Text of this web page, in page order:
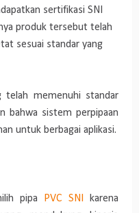
sertifikasi SNI
produk tersebut telah
sesuai standar yang
telah memenuhi standar
bahwa sistem perpipaan
untuk berbagai aplikasi.
pipa PVC SNIkarena